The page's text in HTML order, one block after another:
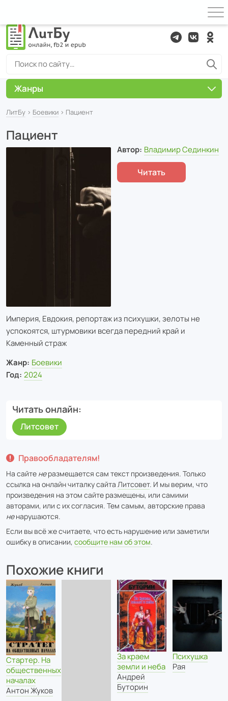
ЛитБу › Боевики › Пациент
Пациент
Автор: Владимир Сединкин
Читать
Империя, Евдокия, репортаж из психушки, зелоты не
успокоятся, штурмовики всегда передний край и
Каменный страж
Жанр: Боевики
Год: 2024
Читать онлайн
Литсовет
Правообладателям!
На сайте неразмещается сам текст произведения. Только
ссылка на онлайн читалку сайта Литсовет. И мы верим, что
произведения на этом сайте размещены, или самими
авторами, или с их согласия. Тем самым, авторские права
ненарушаются.
Если вы всё же считаете, что есть нарушение или заметили
ошибку в описании, сообщите нам об этом.
Похожие книги
Стартер. На
общественных
началах
Антон Жуков
За краем
земли и неба
Андрей
Буторин
Психушка
Рая
Жанры